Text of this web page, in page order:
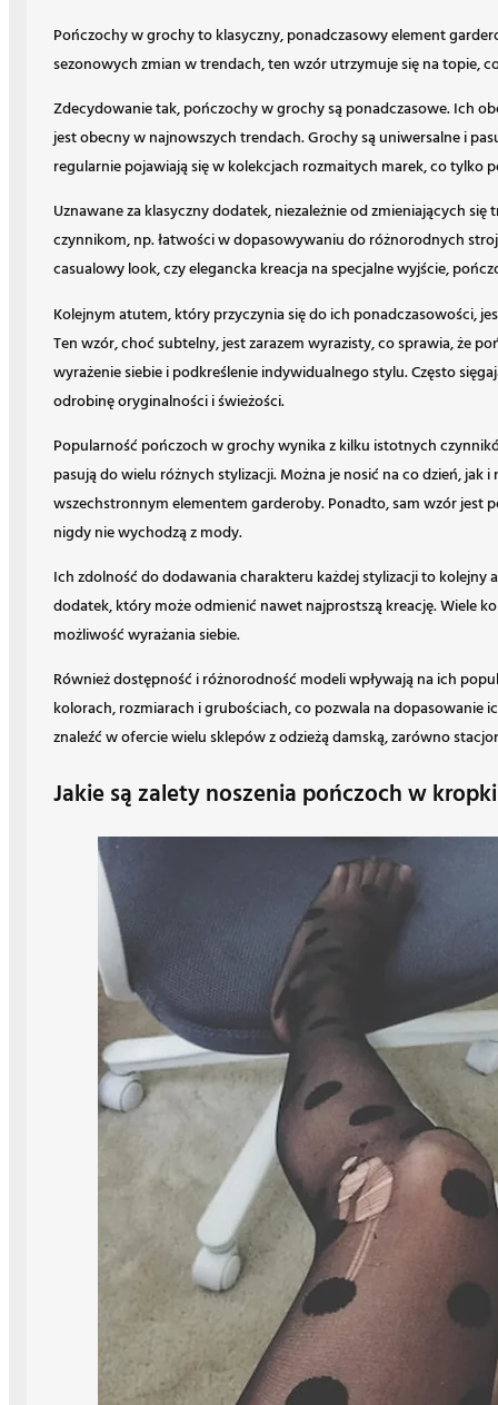
Pończochy w grochy to klasyczny, ponadczasowy element
sezonowych zmian w trendach, ten wzór utrzymuje się na topie,
Zdecydowanie tak, pończochy w grochy są ponadczasowe. Ich
jest obecny w najnowszych trendach. Grochy są uniwersalne i
regularnie pojawiają się w kolekcjach rozmaitych marek, co
Uznawane za klasyczny dodatek, niezależnie od zmieniających
czynnikom, np. łatwości w dopasowywaniu do różnorodnych
casualowy look, czy elegancka kreacja na specjalne wyjście,
Kolejnym atutem, który przyczynia się do ich ponadczasowości,
Ten wzór, choć subtelny, jest zarazem wyrazisty, co sprawia, że
wyrażenie siebie i podkreślenie indywidualnego stylu. Często
odrobinę oryginalności i świeżości.
Popularność pończoch w grochy wynika z kilku istotnych
pasują do wielu różnych stylizacji. Można je nosić na co dzień, jak
wszechstronnym elementem garderoby. Ponadto, sam wzór jest
nigdy nie wychodzą z mody.
Ich zdolność do dodawania charakteru każdej stylizacji to
dodatek, który może odmienić nawet najprostszą kreację. Wiele
możliwość wyrażania siebie.
Również dostępność i różnorodność modeli wpływają na ich
kolorach, rozmiarach i grubościach, co pozwala na
znaleźć w ofercie wielu sklepów z odzieżą damską, zarówno
Jakie są zalety noszenia pończoch w